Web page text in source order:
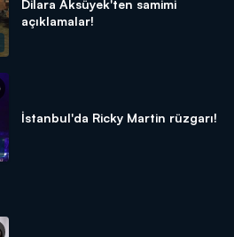
Dilara Aksüyek'ten samimi
açıklamalar!
İstanbul'da Ricky Martin rüzgarı!